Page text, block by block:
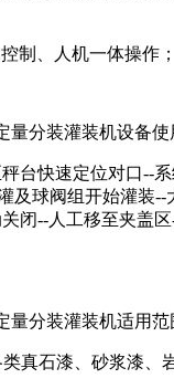
制、人机一体操作；
量分装灌装机设备使
台快速定位对口--
及球阀组开始灌装--
闭--人工移至夹盖
量分装灌装机适用范
真石漆、砂浆漆、